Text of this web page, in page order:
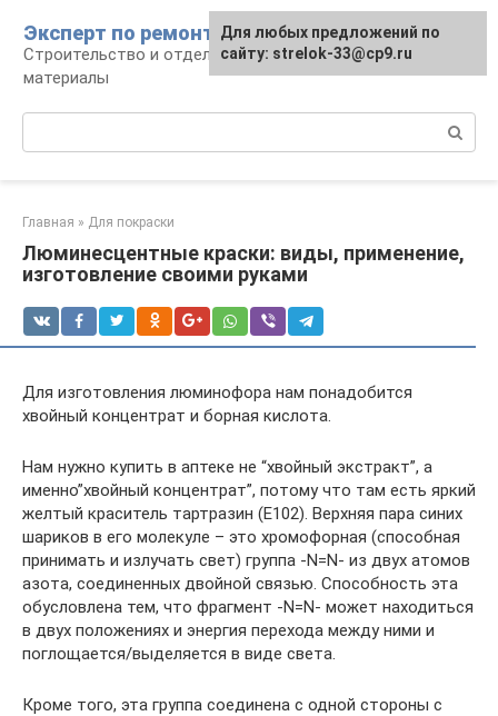
контенту
Эксперт по ремонту
Строительство и отделка: работы и
материалы
Главная » Для покраски
Люминесцентные краски: виды, применение,
изготовление своими руками
Для изготовления люминофора нам понадобится
хвойный концентрат и борная кислота.
Нам нужно купить в аптеке не “хвойный экстракт”, а
именно”хвойный концентрат”, потому что там есть яркий
желтый краситель тартразин (Е102). Верхняя пара синих
шариков в его молекуле – это хромофорная (способная
принимать и излучать свет) группа -N=N- из двух атомов
азота, соединенных двойной связью. Способность эта
обусловлена тем, что фрагмент -N=N- может находиться
в двух положениях и энергия перехода между ними и
поглощается/выделяется в виде света.
Кроме того, эта группа соединена с одной стороны с
Для любых предложений по
сайту: strelok-33@cp9.ru
Для любых предложений по
сайту: strelok-33@cp9.ru